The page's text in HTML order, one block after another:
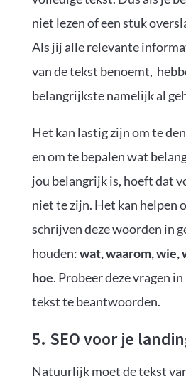
niet lezen of een stuk
Als jij alle relevante
van de tekst benoemt,
belangrijkste namelijk al
Het kan lastig zijn om te
en om te bepalen wat
jou belangrijk is, hoeft dat
niet te zijn. Het kan helpen
schrijven deze woorden in
houden:wat, waarom, wie,
hoe. Probeer deze vragen
tekst te beantwoorden.
5. SEO voor je
Natuurlijk moet de tekst